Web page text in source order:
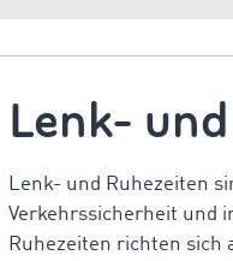
Lenk-
Lenk- und Ruhezeiten
Verkehrssicherheit und
Ruhezeiten richten sich